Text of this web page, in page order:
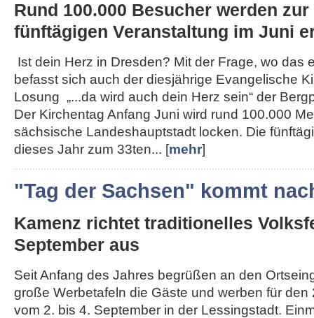
Rund 100.000 Besucher werden zur
fünftägigen Veranstaltung im Juni
Ist dein Herz in Dresden? Mit der Frage, wo das
befasst sich auch der diesjährige Evangelische
Losung „...da wird auch dein Herz sein“ der
Der Kirchentag Anfang Juni wird rund 100.000
sächsische Landeshauptstadt locken. Die
dieses Jahr zum 33ten... [mehr]
"Tag der Sachsen" kommt
Kamenz richtet traditionelles
September aus
Seit Anfang des Jahres begrüßen an den
große Werbetafeln die Gäste und werben für den
vom 2. bis 4. September in der Lessingstadt.